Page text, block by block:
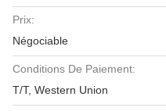
Prix:
Négociable
Conditions De Paiement:
T/T, Western Union